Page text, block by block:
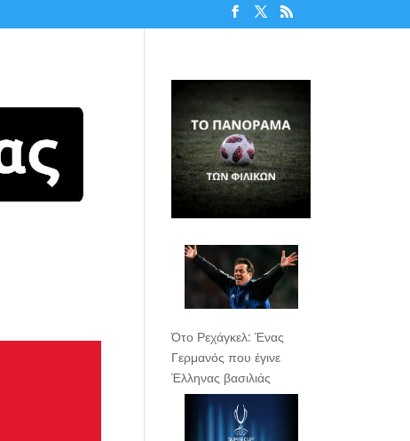
Ότο Ρεχάγκελ: Ένας
Γερμανός που έγινε
Έλληνας βασιλιάς